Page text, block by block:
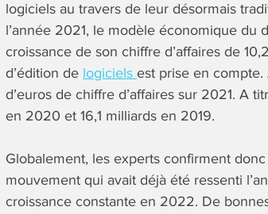
logiciels au travers de leur désormais
l’année 2021, le modèle économique du
croissance de son chiffre d’affaires de
d’édition de logiciels est prise en compte.
d’euros de chiffre d’affaires sur 2021. A
en 2020 et 16,1 milliards en 2019.
Globalement, les experts confirment
mouvement qui avait déjà été ressenti
croissance constante en 2022. De